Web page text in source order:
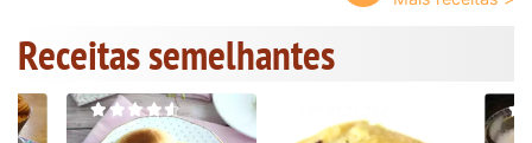
Receitas semelhantes